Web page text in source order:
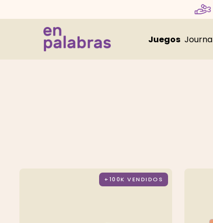
3
Juegos
+100K VENDIDOS